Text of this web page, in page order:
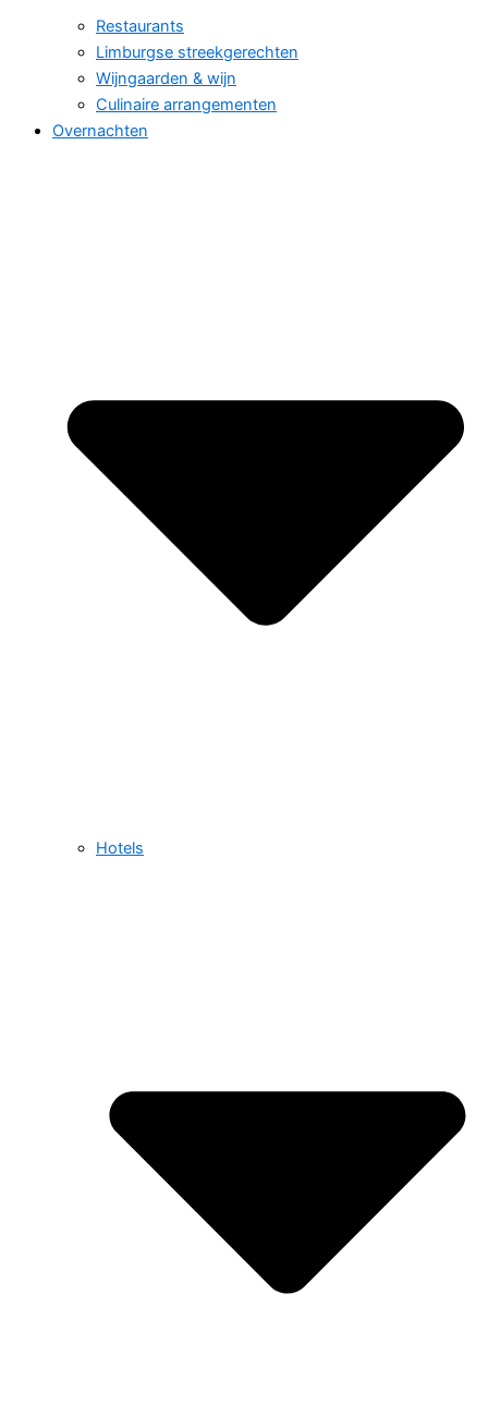
Restaurants
Limburgse streekgerechten
Wijngaarden & wijn
Culinaire arrangementen
Overnachten
Hotels